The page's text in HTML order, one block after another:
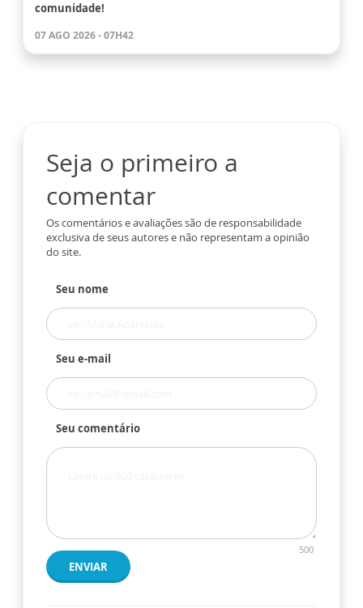
comunidade!
07 AGO 2026 - 07H42
Seja o primeiro a
comentar
Os comentários e avaliações são de responsabilidade
exclusiva de seus autores e não representam a opinião
do site.
Seu nome
Seu e-mail
Seu comentário
500
ENVIAR